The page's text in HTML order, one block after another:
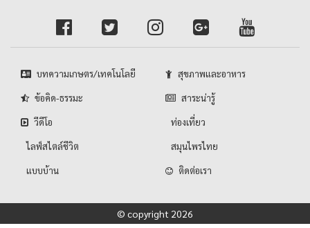
บทความเกษตร/เทคโนโลยี สุขภาพและอาหาร
ข้อคิด-ธรรมะ สาระน่ารู้
วีดีโอ ท่องเที่ยว
ไลฟ์สไตล์ชีวิต สมุนไพรไทย
แบบบ้าน ติดต่อเรา
© copyright 2026